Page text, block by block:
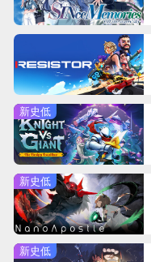
新史低
新史低
新史低